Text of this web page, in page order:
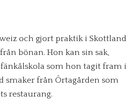
och gjort praktik i Skottland
bönan. Hon kan sin sak,
som hon tagit fram i
smaker från Örtagården som
restaurang.